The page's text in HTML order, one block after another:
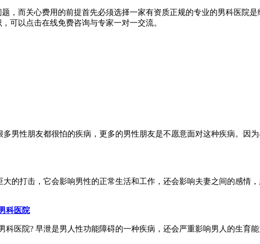
，而关心费用的前提首先必须选择一家有资质正规的专业的男科医院
可以点击在线免费咨询与专家一对一交流。
男性朋友都很怕的疾病，更多的男性朋友是不愿意面对这种疾病。因
的打击，它会影响男性的正常生活和工作，还会影响夫妻之间的感情
科医院
科医院? 早泄是男人性功能障碍的一种疾病，还会严重影响男人的生